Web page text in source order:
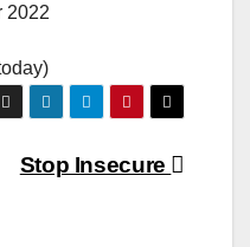
2022
Stop Insecure